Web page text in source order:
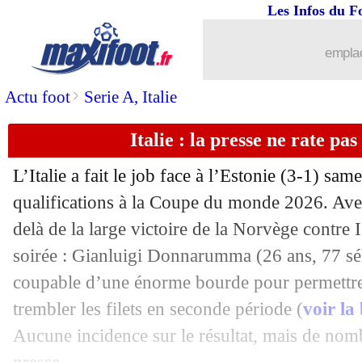
Actu foot> Serie A, Italie
Les Infos du
Italie : la presse ne rate
L’Italie a fait le job face à l’Estonie (3-1)
qualifications à la Coupe du monde 2026.
delà de la large victoire de la Norvège contre
soirée : Gianluigi Donnarumma (26 ans, 77
coupable d’une énorme bourde pour
trembler les filets en seconde période (voir la
Aucune incidence sur le résultat, mais de
: la dernière saison de
12/10 Rangers: Gerrard pas intéressé
12/10 Nice: Ndombele, Maurice veut y
: Davies entrevoit le bout du
12/10 EdF: Zidane - "j'aimerais entraîner la
12/10 EdF: Mbappé, un véritable leader
12/10 Jamaïque: Greenwood "pas encore
12/10 : Pepe redoute la retraite de